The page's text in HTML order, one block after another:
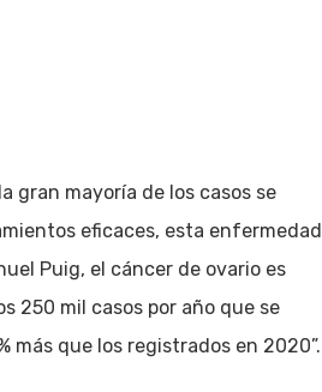
gran mayoría de los casos se
eficaces, esta enfermedad
Puig, el cáncer de ovario es
250 mil casos por año que se
más que los registrados en 2020”.